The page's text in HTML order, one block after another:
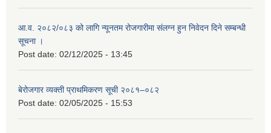
आ.व. २०८२/०८३ को लागि न्यूनतम रोजगारीमा संलग्न हुन निवेदन दिने सम्बन्धी
सूचना ।
Post date: 02/12/2025 - 13:45
बेरोजगार व्यक्ती प्राथमिकरण सूची २०८१–०८२
Post date: 02/05/2025 - 15:53